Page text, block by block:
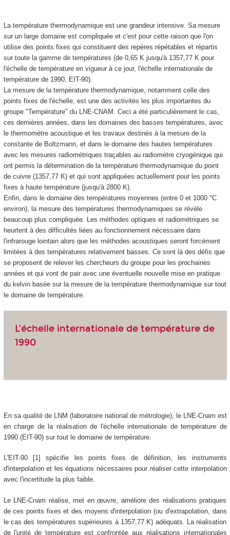
La température thermodynamique est une grandeur intensive. Sa mesure
sur un large domaine est compliquée et c'est pour cette raison que l'on
utilise des points fixes qui constituent des repères répétables et répartis
sur toute la gamme de températures (de 0,65 K jusqu'à 1357,77 K pour
l'échelle de température en vigueur à ce jour, l'échelle internationale de
température de 1990, EIT-90).
La mesure de la température thermodynamique, notamment celle des
points fixes de l'échelle, est une des activités les plus importantes du
groupe "Température" du LNE-CNAM. Ceci a été particulièrement le cas,
ces dernières années, dans les domaines des basses températures, avec
le thermomètre acoustique et les travaux destinés à la mesure de la
constante de Boltzmann, et dans le domaine des hautes températures
avec les mesures radiométriques traçables au radiomètre cryogénique qui
ont permis la détermination de la température thermodynamique du point
de cuivre (1357,77 K) et qui sont appliquées actuellement pour les points
fixes à haute température (jusqu'à 2800 K).
Enfin, dans le domaine des températures moyennes (entre 0 et 1000 °C
environ), la mesure des températures thermodynamiques se révèle
beaucoup plus compliquée. Les méthodes optiques et radiométriques se
heurtent à des difficultés liées au fonctionnement nécessaire dans
l'infrarouge lointain alors que les méthodes acoustiques seront forcément
limitées à des températures relativement basses. Ce sont là des défis que
se proposent de relever les chercheurs du groupe pour les prochaines
années et qui vont de pair avec une éventuelle nouvelle mise en pratique
du kelvin basée sur la mesure de la température thermodynamique sur tout
le domaine de température.
L'échelle internationale de température de
1990
En sa qualité de LNM (laboratoire national de métrologie), le LNE-Cnam est
en charge de la réalisation de l'échelle internationale de température de
1990 (EIT-90) sur tout le domaine de température.
L'EIT-90 [1] spécifie les points fixes de définition, les instruments
d'interpolation et les équations nécessaires pour réaliser cette interpolation
avec l'incertitude la plus faible.
Le LNE-Cnam réalise, met en œuvre, améliore des réalisations pratiques
de ces points fixes et des moyens d'interpolation (ou d'extrapolation, dans
le cas des températures supérieures à 1357,77 K) adéquats. La réalisation
de l'unité de température est confrontée aux réalisations internationales